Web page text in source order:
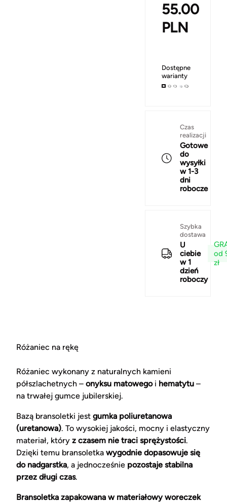
55.00
PLN
Dostępne
warianty
Czas
realizacji
Gotowe
do
wysyłki
w 1-3
dni
robocze
Szybka
dostawa
U
ciebie
w 1
dzień
roboczy
od
zł
Różaniec na rękę
Różaniec wykonany z naturalnych kamieni
półszlachetnych – onyksu matowegoi hematytu –
na trwałej gumce jubilerskiej.
Bazą bransoletki jest gumka poliuretanowa
(uretanowa). To wysokiej jakości, mocny i elastyczny
materiał, który z czasem nie traci sprężystości.
Dzięki temu bransoletka wygodnie dopasowuje się
do nadgarstka, a jednocześnie pozostaje stabilna
przez długi czas.
Bransoletka zapakowana w materiałowy woreczek